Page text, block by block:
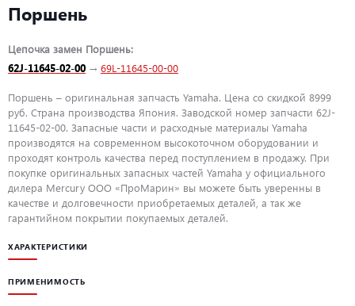
Поршень
Цепочка замен Поршень:
62J-11645-02-00 → 69L-11645-00-00
Поршень – оригинальная запчасть Yamaha. Цена со скидкой 8999
руб. Страна производства Япония. Заводской номер запчасти 62J-
11645-02-00. Запасные части и расходные материалы Yamaha
производятся на современном высокоточном оборудовании и
проходят контроль качества перед поступлением в продажу. При
покупке оригинальных запасных частей Yamaha у официального
дилера Mercury ООО «ПроМарин» вы можете быть уверенны в
качестве и долговечности приобретаемых деталей, а так же
гарантийном покрытии покупаемых деталей.
ХАРАКТЕРИСТИКИ
ПРИМЕНИМОСТЬ